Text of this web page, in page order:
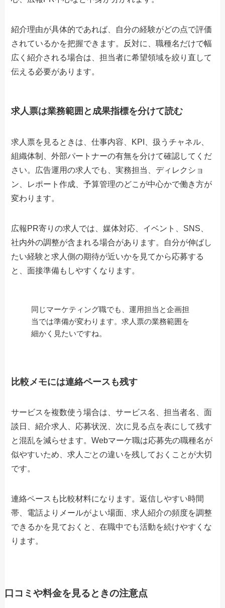
紹介理由が具体的であれば、自分の経験がどの点で評価
されているかを把握できます。反対に、職種名だけで幅
広く紹介される場合は、担当者に希望領域を絞り直して
伝える必要があります。
求人票は業務範囲と成果指標を分けて読む
求人票を見るときは、仕事内容、KPI、扱うチャネル、
組織体制、外部パートナーの有無を分けて確認してくだ
さい。広告運用の求人でも、実務担当、ディレクショ
ン、レポート作成、予算管理のどこが中心かで働き方が
変わります。
広報PR寄りの求人では、媒体対応、イベント、SNS、
社内外の調整が含まれる場合があります。自分が伸ばし
たい経験と求人側の期待が近いかを見てから応募する
と、面接準備もしやすくなります。
同じマーケティング職でも、運用担当と企画担
当では準備が変わります。求人票の業務範囲を
細かく見たいですね。
比較メモには連絡ペースも残す
サービスを複数使う場合は、サービス名、担当者名、面
談日、紹介求人、応募状況、次に見る点を表にして残す
と混乱を減らせます。Webマーケ職は応募先の職種名が
似やすいため、求人ごとの違いを残しておくことが大切
です。
連絡ペースも比較材料になります。返信しやすい時間
帯、電話よりメールがよい場面、求人紹介の頻度を調整
できるかを見ておくと、在職中でも活動を続けやすくな
ります。
口コミや料金を見るときの注意点